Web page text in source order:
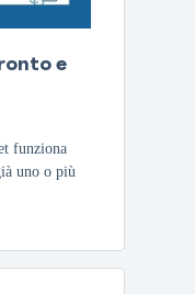
e
funziona
uno o più